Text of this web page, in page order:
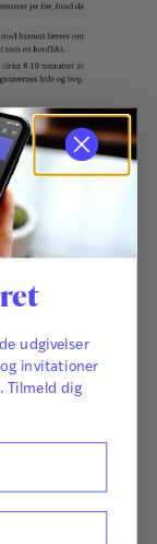
udgivelser
invitationer
Tilmeld dig